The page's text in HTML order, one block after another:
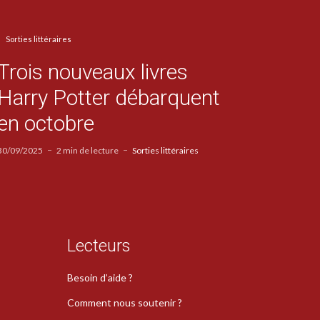
Sorties littéraires
nouveaux livres
Potter débarquent
octobre
09/2025 2 min de lecture Sorties littéraires
Lecteurs
Besoin d’aide ?
Comment nous soutenir ?